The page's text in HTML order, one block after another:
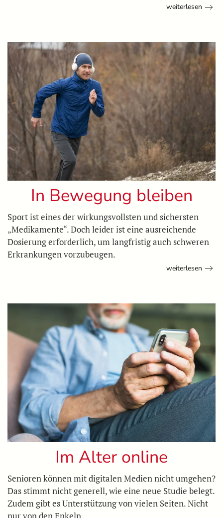
weiterlesen
In Bewegung bleiben
Sport ist eines der wirkungsvollsten und sichersten
„Medikamente“. Doch leider ist eine ausreichende
Dosierung erforderlich, um langfristig auch schweren
Erkrankungen vorzubeugen.
weiterlesen
Im Alter online
Senioren können mit digitalen Medien nicht umgehen?
Das stimmt nicht generell, wie eine neue Studie belegt.
Zudem gibt es Unterstützung von vielen Seiten. Nicht